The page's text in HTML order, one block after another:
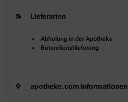
Lieferarten
Abholung in der Apotheke
Botendienstlieferung
apotheke.com Informationen